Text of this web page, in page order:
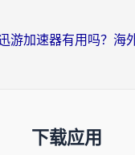
下载应用